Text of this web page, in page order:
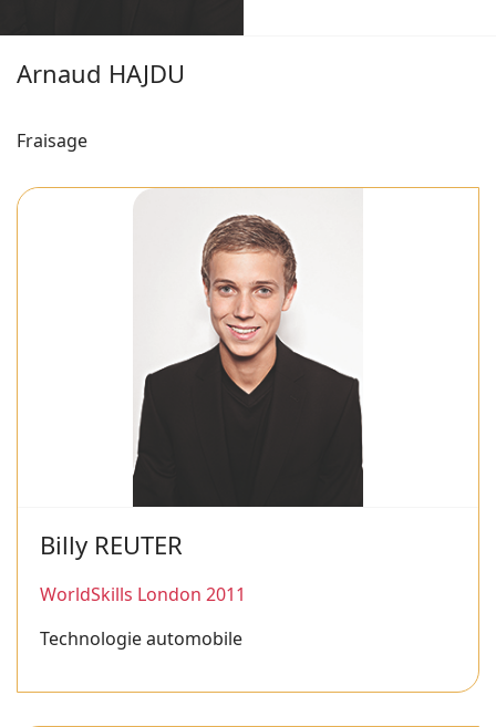
Arnaud HAJDU
Fraisage
Billy REUTER
WorldSkills London 2011
Technologie automobile